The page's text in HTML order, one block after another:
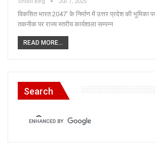
विकसित भारत 2047' के निर्माण में उत्तर प्रदेश की भूमिका
तकनीक पर राज्य स्तरीय कार्यशाला सम्पन्न
READ MORE...
Search